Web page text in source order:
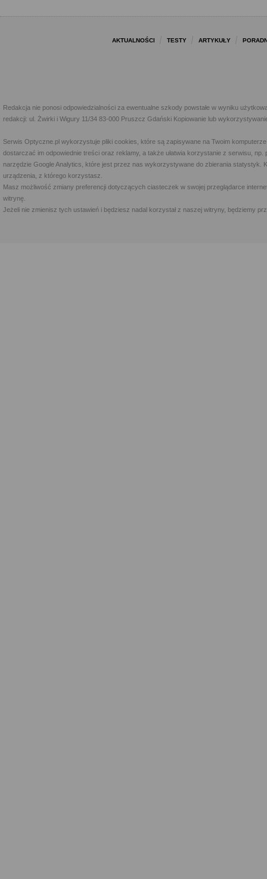
AKTUALNOŚCI TESTY ARTYKUŁY
Redakcja nie ponosi odpowiedzialności za ewentualne szkody powstałe w wyniku
redakcji: ul. Żwirki i Wigury 11/34 83-000 Pruszcz Gdański Kopiowanie lub
Serwis Optyczne.pl wykorzystuje pliki cookies, które są zapisywane na Twoim
dostarczać im odpowiednie treści oraz reklamy, a także ułatwia korzystanie z serwisu,
narzędzie Google Analytics, które jest przez nas wykorzystywane do zbierania statystyk.
urządzenia, z którego korzystasz.
Masz możliwość zmiany preferencji dotyczących ciasteczek w swojej przeglądarce
witrynę.
Jeżeli nie zmienisz tych ustawień i będziesz nadal korzystał z naszej witryny, będziemy